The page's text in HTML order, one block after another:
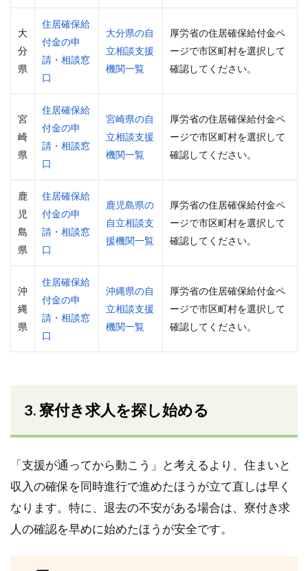
大
分
県
住居確保給
付金の申
請・相談窓
口
大分県の自
立相談支援
機関一覧
厚労省の住居確保給付金ペ
ージで市区町村を選択して
確認してください。
宮
崎
県
住居確保給
付金の申
請・相談窓
口
宮崎県の自
立相談支援
機関一覧
厚労省の住居確保給付金ペ
ージで市区町村を選択して
確認してください。
鹿
児
島
県
住居確保給
付金の申
請・相談窓
口
鹿児島県の
自立相談支
援機関一覧
厚労省の住居確保給付金ペ
ージで市区町村を選択して
確認してください。
沖
縄
県
住居確保給
付金の申
請・相談窓
口
沖縄県の自
立相談支援
機関一覧
厚労省の住居確保給付金ペ
ージで市区町村を選択して
確認してください。
3. 寮付き求人を探し始める
「支援が通ってから動こう」と考えるより、住まいと
収入の確保を同時進行で進めたほうが立て直しは早く
なります。特に、退去の不安がある場合は、寮付き求
人の確認を早めに始めたほうが安全です。